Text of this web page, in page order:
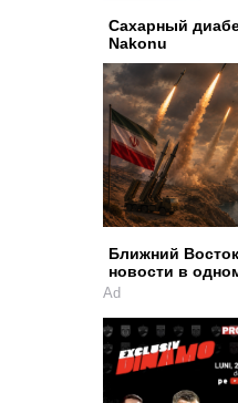
Сахарный
Nakonu
Ближний
новости в
Ad